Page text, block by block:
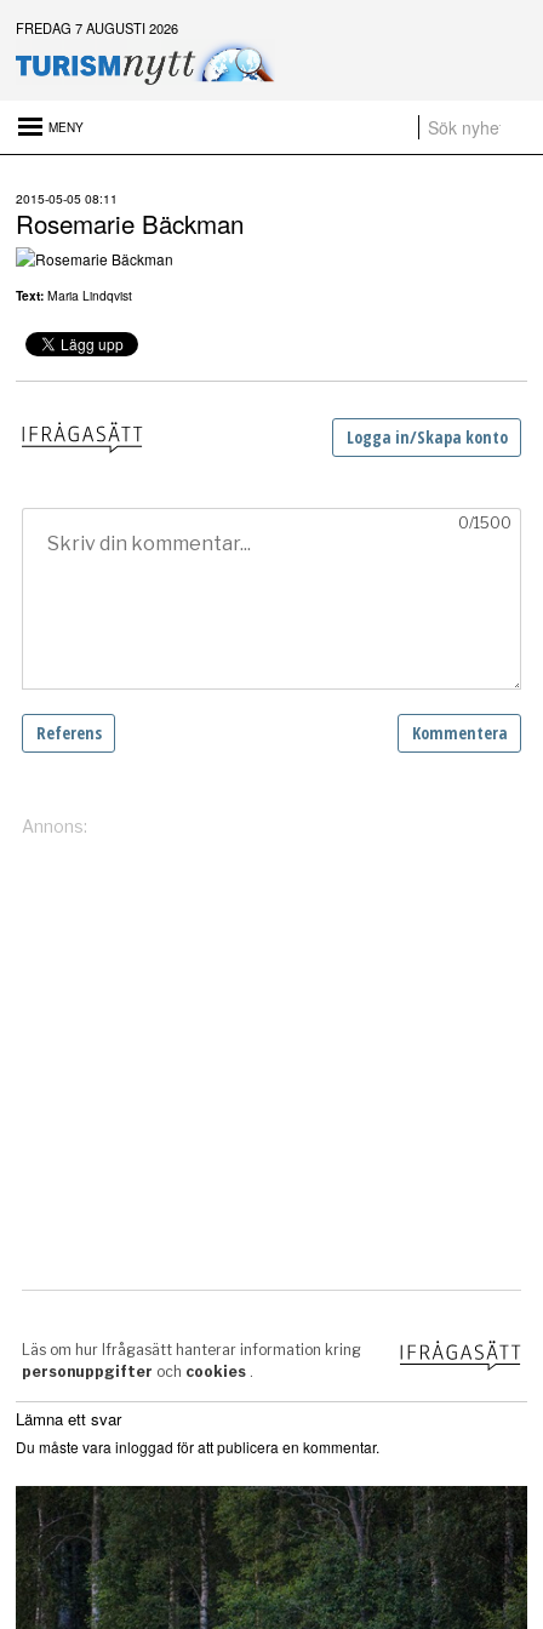
FREDAG 7 AUGUSTI 2026
Platsannonser:
2015-05-05 08:11
Rosemarie Bäckman
Text: Maria Lindqvist
Lämna ett svar
Du måste vara inloggad för att publicera en kommentar.